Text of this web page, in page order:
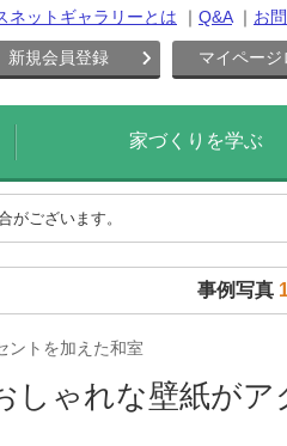
ネットギャラリーとは Q&A お
新規会員登録 マイページ
家づくりを学ぶ
がございます。
事例写真
ントを加えた和室
しゃれな壁紙がア